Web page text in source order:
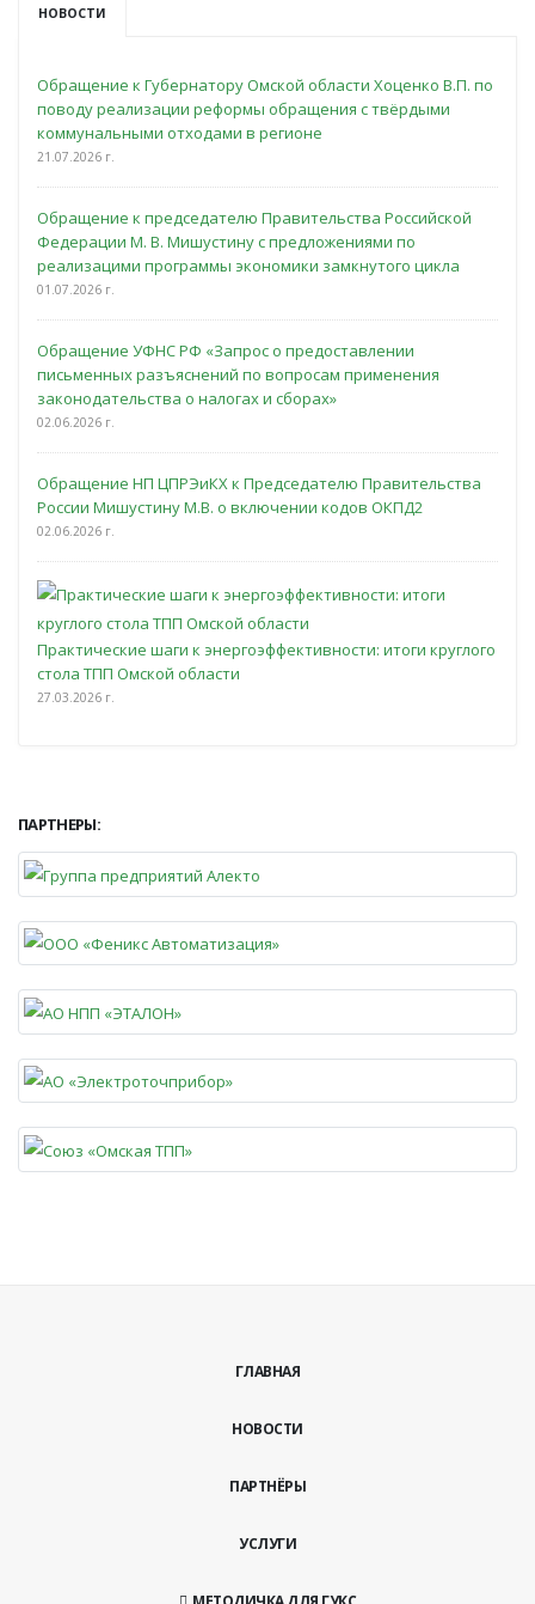
НОВОСТИ
Обращение к Губернатору Омской области Хоценко В.П. по
поводу реализации реформы обращения с твёрдыми
коммунальными отходами в регионе
21.07.2026 г.
Обращение к председателю Правительства Российской
Федерации М. В. Мишустину с предложениями по
реализацими программы экономики замкнутого цикла
01.07.2026 г.
Обращение УФНС РФ «Запрос о предоставлении
письменных разъяснений по вопросам применения
законодательства о налогах и сборах»
02.06.2026 г.
Обращение НП ЦПРЭиКХ к Председателю Правительства
России Мишустину М.В. о включении кодов ОКПД2
02.06.2026 г.
Практические шаги к энергоэффективности: итоги круглого
стола ТПП Омской области
27.03.2026 г.
ПАРТНЕРЫ:
ГЛАВНАЯ
НОВОСТИ
ПАРТНЁРЫ
УСЛУГИ